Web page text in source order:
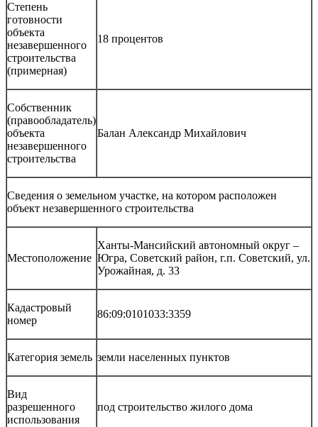
Степень
готовности
объекта
незавершенного
строительства
(примерная)
18 процентов
Собственник
(правообладатель)
объекта
незавершенного
строительства
Балан Александр Михайлович
Сведения о земельном участке, на котором расположен
объект незавершенного строительства
Местоположение
Ханты-Мансийский автономный округ –
Югра, Советский район, г.п. Советский, ул.
Урожайная, д. 33
Кадастровый
номер
86:09:0101033:3359
Категория земель земли населенных пунктов
Вид
разрешенного
использования
под строительство жилого дома